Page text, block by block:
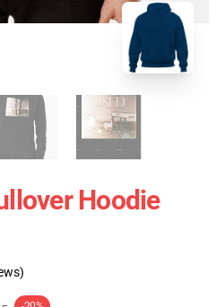
Hoodie